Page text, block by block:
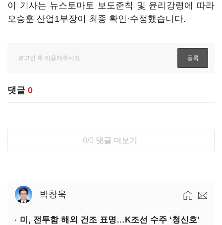
이 기사는 뉴스토마토 보도준칙 및 윤리강령에 따라
오승훈 산업1부장이 최종 확인·수정했습니다.
댓글 0
0/0 댓글 더보기
박창욱
미, 전투함 해외 건조 표명…K조선 수주 ‘청신호’